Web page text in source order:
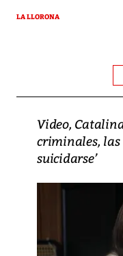
LA LLORONA
Video,
criminales, las
suicidarse’